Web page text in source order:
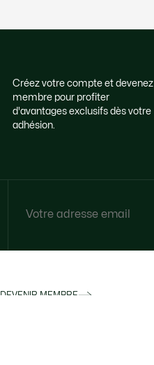
Créez votre compte et devenez
membre pour profiter
d'avantages exclusifs dès votre
adhésion.
DEVENIR MEMBRE